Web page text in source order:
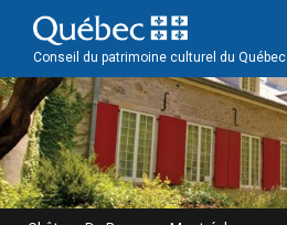
Conseil du patrimoine culturel du Québec